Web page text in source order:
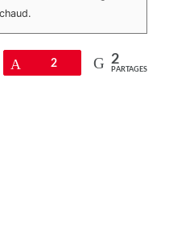
Épingle
2 2
PARTAGES